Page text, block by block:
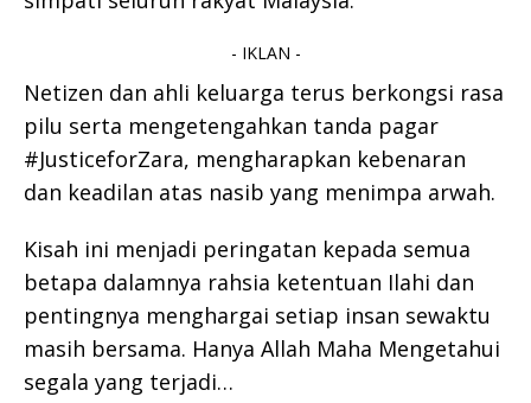
- IKLAN -
Netizen dan ahli keluarga terus berkongsi rasa
pilu serta mengetengahkan tanda pagar
#JusticeforZara, mengharapkan kebenaran
dan keadilan atas nasib yang menimpa arwah.
Kisah ini menjadi peringatan kepada semua
betapa dalamnya rahsia ketentuan Ilahi dan
pentingnya menghargai setiap insan sewaktu
masih bersama. Hanya Allah Maha Mengetahui
segala yang terjadi…